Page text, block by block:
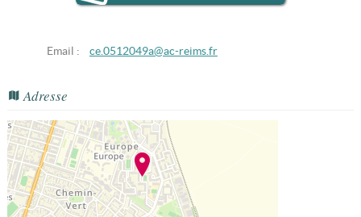
Email : ce.0512049a@ac-reims.fr
Adresse